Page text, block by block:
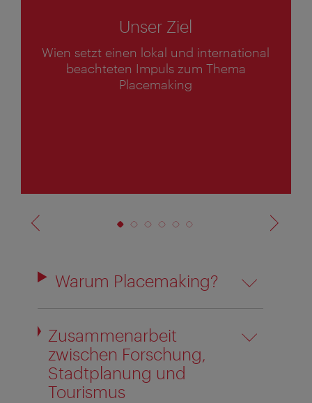
1
v
o
Unser Ziel
Wien setzt einen lokal und international
beachteten Impuls zum Thema
Placemaking
Warum Placemaking?
Zusammenarbeit
zwischen Forschung,
Stadtplanung und
Tourismus